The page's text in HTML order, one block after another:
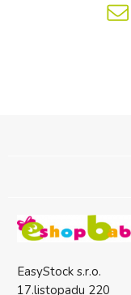
EasyStock s.r.o.
17.listopadu 220